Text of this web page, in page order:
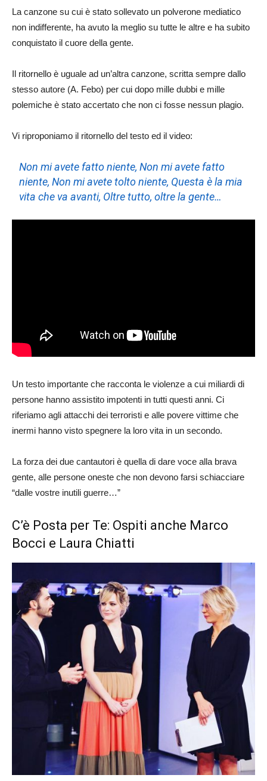
La canzone su cui è stato sollevato un polverone mediatico
non indifferente, ha avuto la meglio su tutte le altre e ha subito
conquistato il cuore della gente.
Il ritornello è uguale ad un’altra canzone, scritta sempre dallo
stesso autore (A. Febo) per cui dopo mille dubbi e mille
polemiche è stato accertato che non ci fosse nessun plagio.
Vi riproponiamo il ritornello del testo ed il video:
Non mi avete fatto niente, Non mi avete fatto
niente, Non mi avete tolto niente, Questa è la mia
vita che va avanti, Oltre tutto, oltre la gente…
Un testo importante che racconta le violenze a cui miliardi di
persone hanno assistito impotenti in tutti questi anni. Ci
riferiamo agli attacchi dei terroristi e alle povere vittime che
inermi hanno visto spegnere la loro vita in un secondo.
La forza dei due cantautori è quella di dare voce alla brava
gente, alle persone oneste che non devono farsi schiacciare
“dalle vostre inutili guerre…”
C’è Posta per Te: Ospiti anche Marco
Bocci e Laura Chiatti